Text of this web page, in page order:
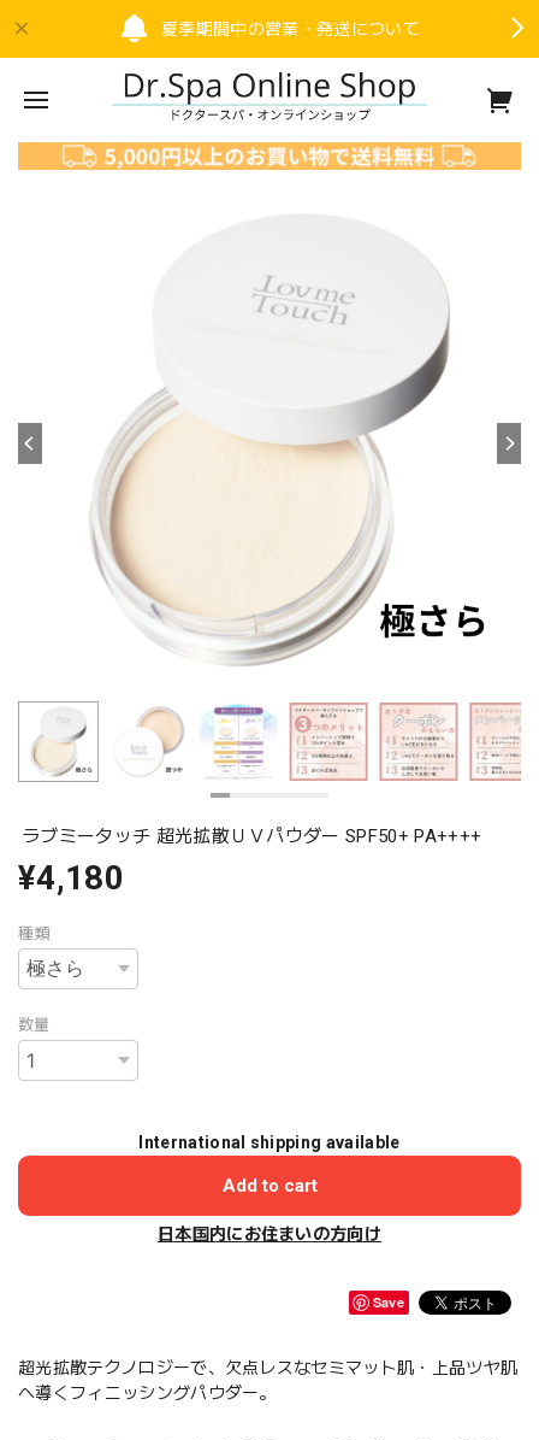
夏季期間中の営業・発送について
ラブミータッチ 超光拡散ＵＶパウダー SPF50+ PA++++
¥4,180
種類
数量
International shipping available
Add to cart
日本国内にお住まいの方向け
Save
超光拡散テクノロジーで、欠点レスなセミマット肌・上品ツヤ肌
へ導くフィニッシングパウダー。